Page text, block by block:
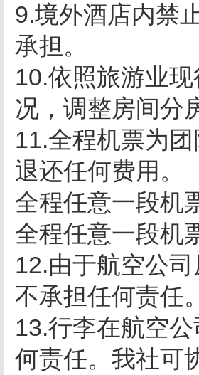
9.境外酒店内禁
承担。
10.依照旅游业
况，调整房间分
11.全程机票为
退还任何费用。
全程任意一段机
全程任意一段机
12.由于航空公
不承担任何责任。
13.行李在航空
何责任。我社可